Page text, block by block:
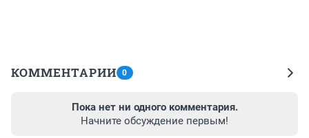
КОММЕНТАРИИ 0
Пока нет ни одного комментария.
Начните обсуждение первым!